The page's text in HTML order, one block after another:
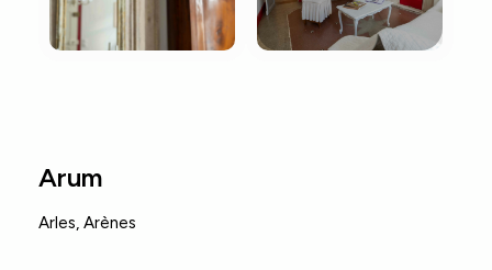
Arum
Arles,Arènes